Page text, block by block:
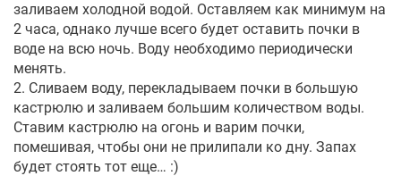
заливаем холодной водой. Оставляем как минимум на
2 часа, однако лучше всего будет оставить почки в
воде на всю ночь. Воду необходимо периодически
менять.
2. Сливаем воду, перекладываем почки в большую
кастрюлю и заливаем большим количеством воды.
Ставим кастрюлю на огонь и варим почки,
помешивая, чтобы они не прилипали ко дну. Запах
будет стоять тот еще… :)